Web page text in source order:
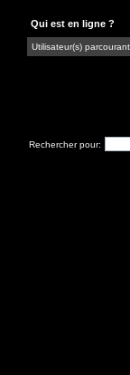
Qui est en ligne ?
Utilisateur(s)
Rechercher pour: